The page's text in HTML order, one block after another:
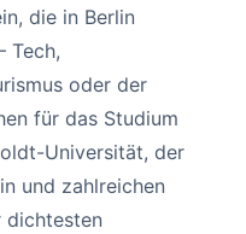
die in Berlin
Tech,
oder der
für das Studium
Universität, der
und zahlreichen
dichtesten